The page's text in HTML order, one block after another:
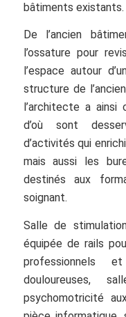
bâtiments existants.
De l’ancien
l’ossature pour
l’espace autour
structure de
l’architecte a
d’où sont
d’activités qui
mais aussi les
destinés aux
soignant.
Salle de
équipée de rails
professionnels
douloureuses,
psychomotricité